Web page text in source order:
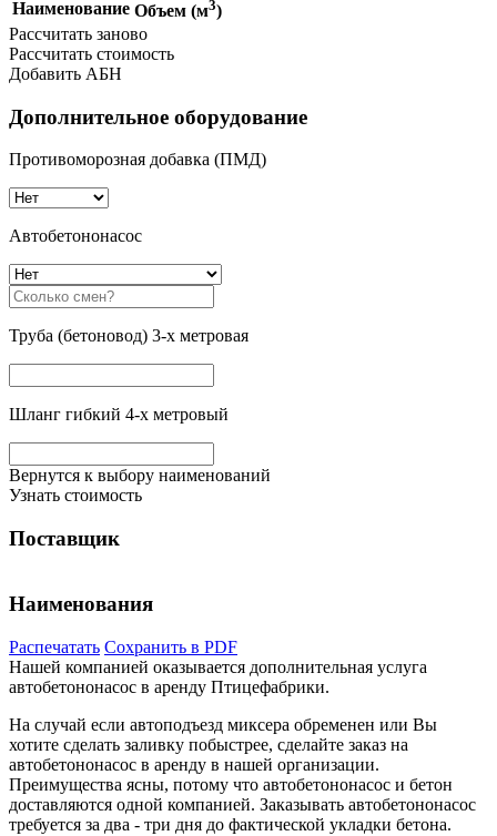
Наименование Объем (м3)
Рассчитать заново
Рассчитать стоимость
Добавить АБН
Дополнительное оборудование
Противоморозная добавка (ПМД)
Автобетононасос
Труба (бетоновод) 3-х метровая
Шланг гибкий 4-х метровый
Вернутся к выбору наименований
Узнать стоимость
Поставщик
Наименования
Распечатать Сохранить в PDF
Нашей компанией оказывается дополнительная услуга
автобетононасос в аренду Птицефабрики.
На случай если автоподъезд миксера обременен или Вы
хотите сделать заливку побыстрее, сделайте заказ на
автобетононасос в аренду в нашей организации.
Преимущества ясны, потому что автобетононасос и бетон
доставляются одной компанией. Заказывать автобетононасос
требуется за два - три дня до фактической укладки бетона.